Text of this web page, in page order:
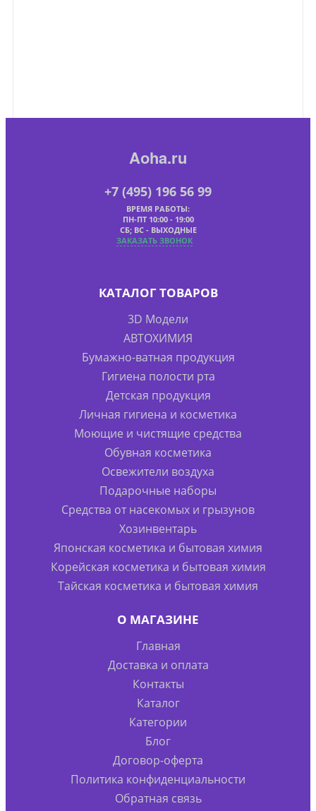
Aoha.ru
+7 (495) 196 56 99
ВРЕМЯ РАБОТЫ:
ПН-ПТ 10:00 - 19:00
СБ; ВС - ВЫХОДНЫЕ
ЗАКАЗАТЬ ЗВОНОК
КАТАЛОГ ТОВАРОВ
3D Модели
АВТОХИМИЯ
Бумажно-ватная продукция
Гигиена полости рта
Детская продукция
Личная гигиена и косметика
Моющие и чистящие средства
Обувная косметика
Освежители воздуха
Подарочные наборы
Средства от насекомых и грызунов
Хозинвентарь
Японская косметика и бытовая химия
Корейская косметика и бытовая химия
Тайская косметика и бытовая химия
О МАГАЗИНЕ
Главная
Доставка и оплата
Контакты
Каталог
Категории
Блог
Договор-оферта
Политика конфиденциальности
Обратная связь